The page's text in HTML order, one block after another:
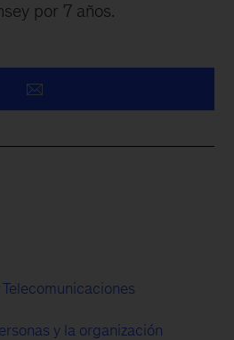
por 7 años.
y la organización